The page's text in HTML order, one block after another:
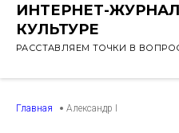
ИНТЕРНЕТ-
КУЛЬТУРЕ
РАССТАВЛЯЕМ ТОЧКИ В
Главная Александр I